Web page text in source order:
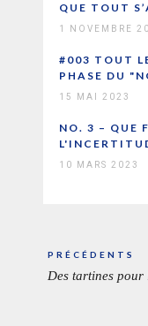
QUE TOUT
1 NOVEMBRE
#003 TOUT
PHASE DU
15 MAI 2023
NO. 3 – QUE
10 MARS 2023
Navigation
de
PRÉCÉDENTS
ARTICLE
Des tartines pour